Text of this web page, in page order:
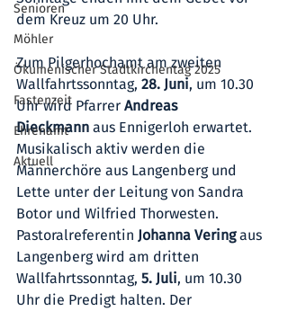
Senioren
Möhler
Ökumenischer Stadtkirchentag 2025
Fastenzeit
Ehrenamt
Aktuell
dem Kreuz um 20 Uhr.
Zum Pilgerhochamt am zweiten
Wallfahrtssonntag, 28. Juni, um 10.30
Uhr wird Pfarrer Andreas
Dieckmann aus Ennigerloh erwartet.
Musikalisch aktiv werden die
Männerchöre aus Langenberg und
Lette unter der Leitung von Sandra
Botor und Wilfried Thorwesten.
Pastoralreferentin Johanna Vering aus
Langenberg wird am dritten
Wallfahrtssonntag, 5. Juli, um 10.30
Uhr die Predigt halten. Der